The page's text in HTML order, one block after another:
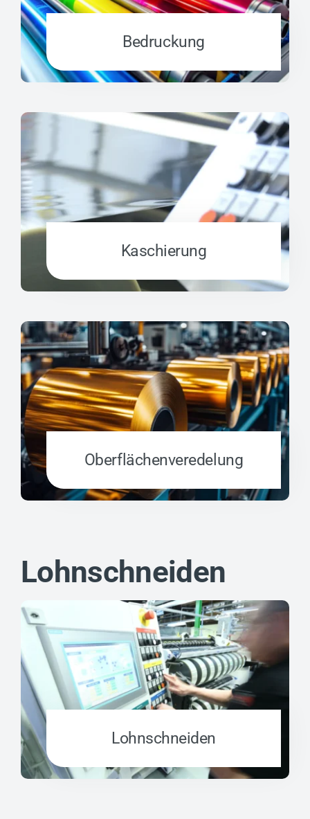
Bedruckung
Kaschierung
Oberflächen­veredelung
Lohnschneiden
Lohn­schnei­den